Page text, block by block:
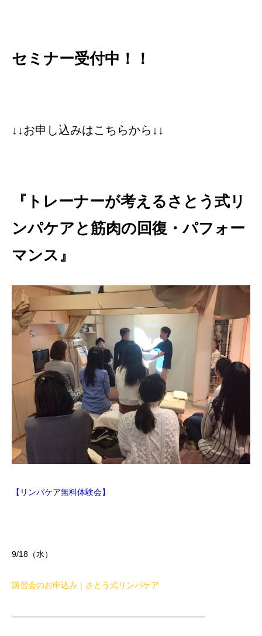
セミナー受付中！！
↓↓お申し込みはこちらから↓↓
『トレーナーが考えるさとう式リ
ンパケアと筋肉の回復・パフォー
マンス』
【リンパケア無料体験会】
9/18（水）
講習会のお申込み｜さとう式リンパケア
———————————————————————–